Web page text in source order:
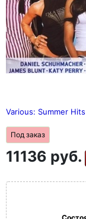
Various: Summer Hits
Под заказ
11136 руб.